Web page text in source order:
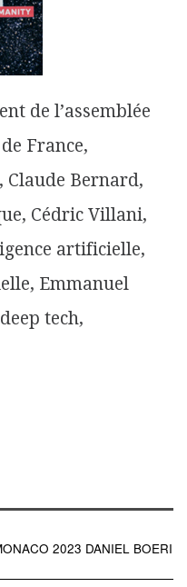
de l’assemblée
France,
Claude Bernard,
Cédric Villani,
artificielle,
Emmanuel
tech,
2023 DANIEL BOERI